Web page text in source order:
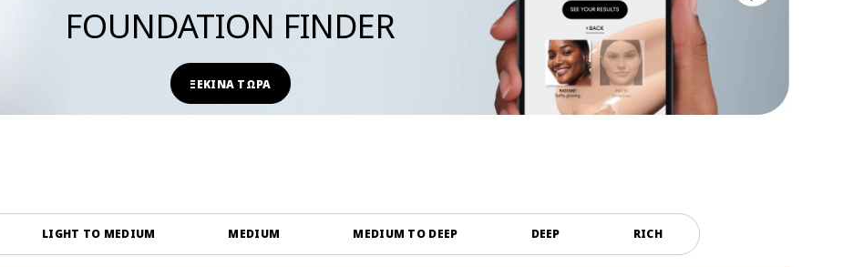
FOUNDATION FINDER
ΞΕΚΙΝΑ ΤΩΡΑ
LIGHT TO MEDIUM MEDIUM MEDIUM TO DEEP DEEP RICH